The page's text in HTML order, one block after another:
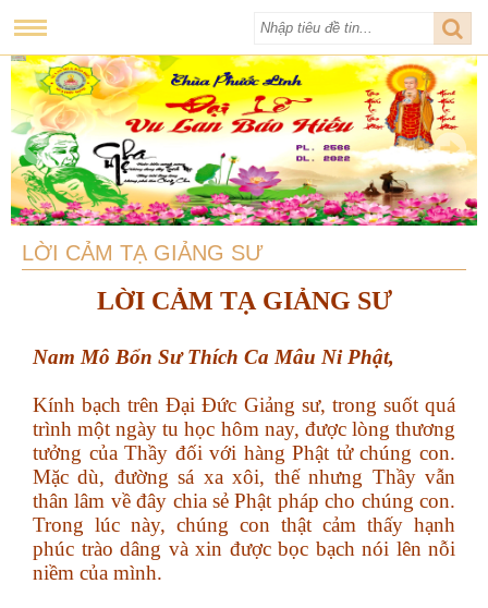
LỜI CẢM TẠ GIẢNG SƯ
LỜI CẢM TẠ GIẢNG SƯ
Nam Mô Bổn Sư Thích Ca Mâu Ni Phật,
Kính bạch trên Đại Đức Giảng sư, trong suốt quá
trình một ngày tu học hôm nay, được lòng thương
tưởng của Thầy đối với hàng Phật tử chúng con.
Mặc dù, đường sá xa xôi, thế nhưng Thầy vẫn
thân lâm về đây chia sẻ Phật pháp cho chúng con.
Trong lúc này, chúng con thật cảm thấy hạnh
phúc trào dâng và xin được bọc bạch nói lên nỗi
niềm của mình.